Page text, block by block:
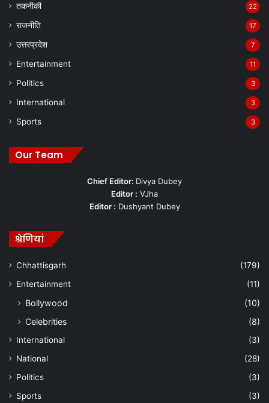
तकनीकी 22
राजनीति 17
उत्तरप्रदेश 7
Entertainment 11
Politics 3
International 3
Sports 3
Our Team
Chief Editor: Divya Dubey
Editor : VJha
Editor : Dushyant Dubey
श्रेणियां
Chhattisgarh
(179)
Entertainment
(11)
Bollywood
(10)
Celebrities
(8)
International
(3)
National
(28)
Politics
(3)
Sports
(3)